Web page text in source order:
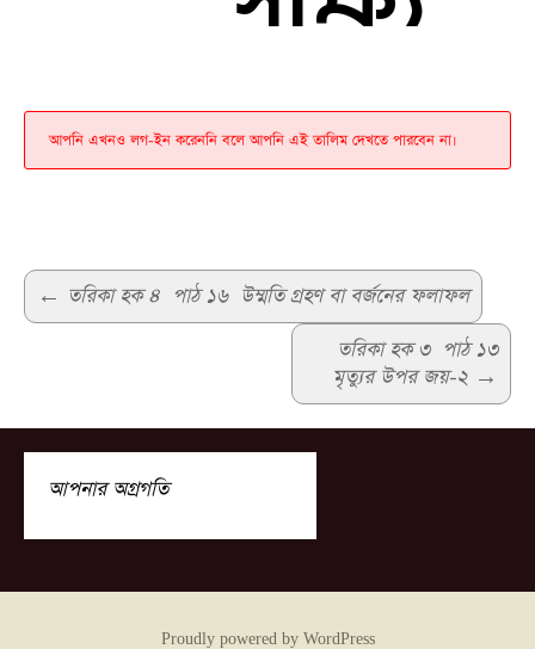
আপনি এখনও লগ-ইন করেননি বলে আপনি এই তালিম দেখতে পারবেন না।
Post
← তরিকা হক ৪ পাঠ ১৬ উম্মতি গ্রহণ বা বর্জনের ফলাফল
তরিকা হক ৩ পাঠ ১৩
মৃত‍্যুর উপর জয়-২ →
আপনার অগ্রগতি
Proudly powered by WordPress